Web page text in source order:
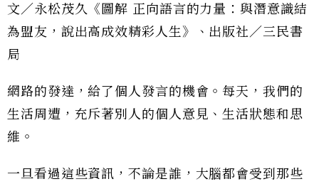
文／永松茂久《圖解 正向語言的力量：與潛意識結
為盟友，說出高成效精彩人生》、出版社／三民書
局
網路的發達，給了個人發言的機會。每天，我們的
生活周遭，充斥著別人的個人意見、生活狀態和思
維。
一旦看過這些資訊，不論是誰，大腦都會受到那些